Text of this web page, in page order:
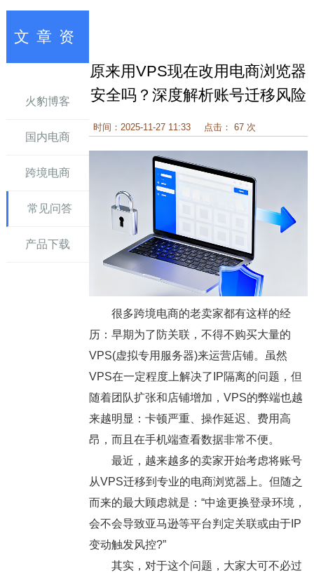
文章资
火豹博客
国内电商
跨境电商
常见问答
产品下载
原来用VPS现在改用电商浏览器
安全吗？深度解析账号迁移风险
时间：2025-11-27 11:33 点击： 67 次
很多跨境电商的老卖家都有这样的经
历：早期为了防关联，不得不购买大量的
VPS(虚拟专用服务器)来运营店铺。虽然
VPS在一定程度上解决了IP隔离的问题，但
随着团队扩张和店铺增加，VPS的弊端也越
来越明显：卡顿严重、操作延迟、费用高
昂，而且在手机端查看数据非常不便。
最近，越来越多的卖家开始考虑将账号
从VPS迁移到专业的电商浏览器上。但随之
而来的最大顾虑就是：“中途更换登录环境，
会不会导致亚马逊等平台判定关联或由于IP
变动触发风控?”
其实，对于这个问题，大家大可不必过